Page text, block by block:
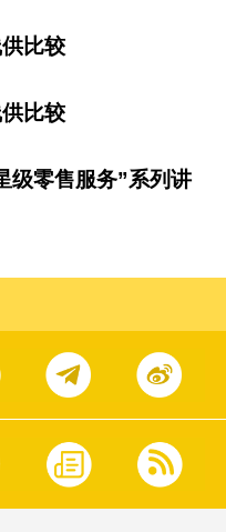
比较
比较
级零售服务”系列讲